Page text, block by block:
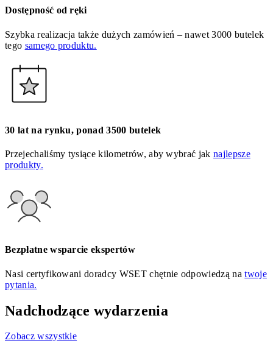
Dostępność od ręki
Szybka realizacja także dużych zamówień – nawet 3000 butelek
tego samego produktu.
30 lat na rynku, ponad 3500 butelek
Przejechaliśmy tysiące kilometrów, aby wybrać jaknajlepsze
produkty.
Bezpłatne wsparcie ekspertów
Nasi certyfikowani doradcy WSET chętnie odpowiedzą natwoje
pytania.
Nadchodzące wydarzenia
Zobacz wszystkie